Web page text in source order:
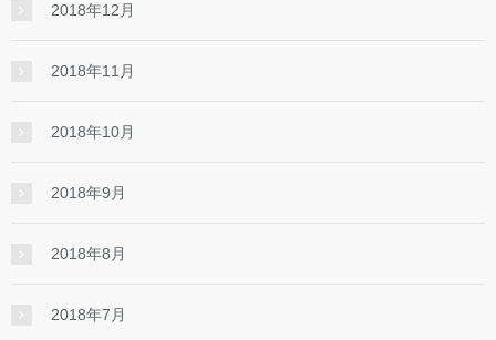
2018年12月
2018年11月
2018年10月
2018年9月
2018年8月
2018年7月